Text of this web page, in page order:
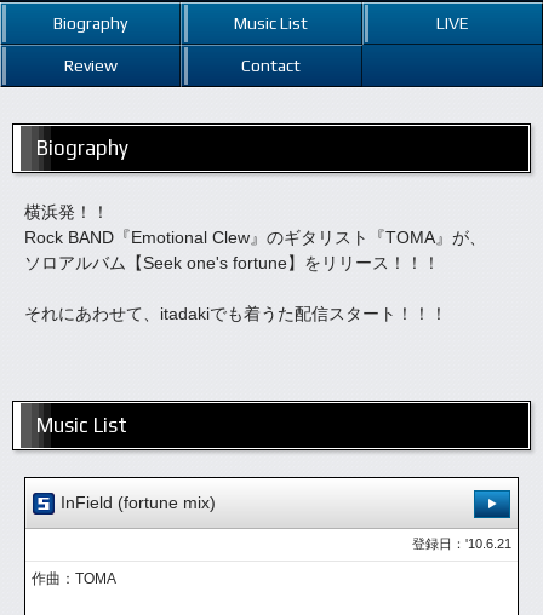
Biography Music List LIVE
Review Contact
Biography
横浜発！！
Rock BAND『Emotional Clew』のギタリスト『TOMA』が、
ソロアルバム【Seek one's fortune】をリリース！！！
それにあわせて、itadakiでも着うた配信スタート！！！
Music List
InField (fortune mix)
登録日：'10.6.21
作曲：TOMA